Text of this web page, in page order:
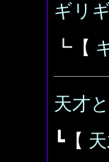
ギリ
┗【
天才
┗【